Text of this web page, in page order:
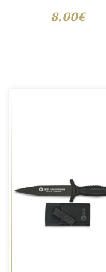
8.00€